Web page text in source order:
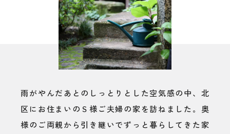
雨がやんだあとのしっとりとした空気感の中、北
区にお住まいのＳ様ご夫婦の家を訪ねました。奥
様のご両親から引き継いでずっと暮らしてきた家